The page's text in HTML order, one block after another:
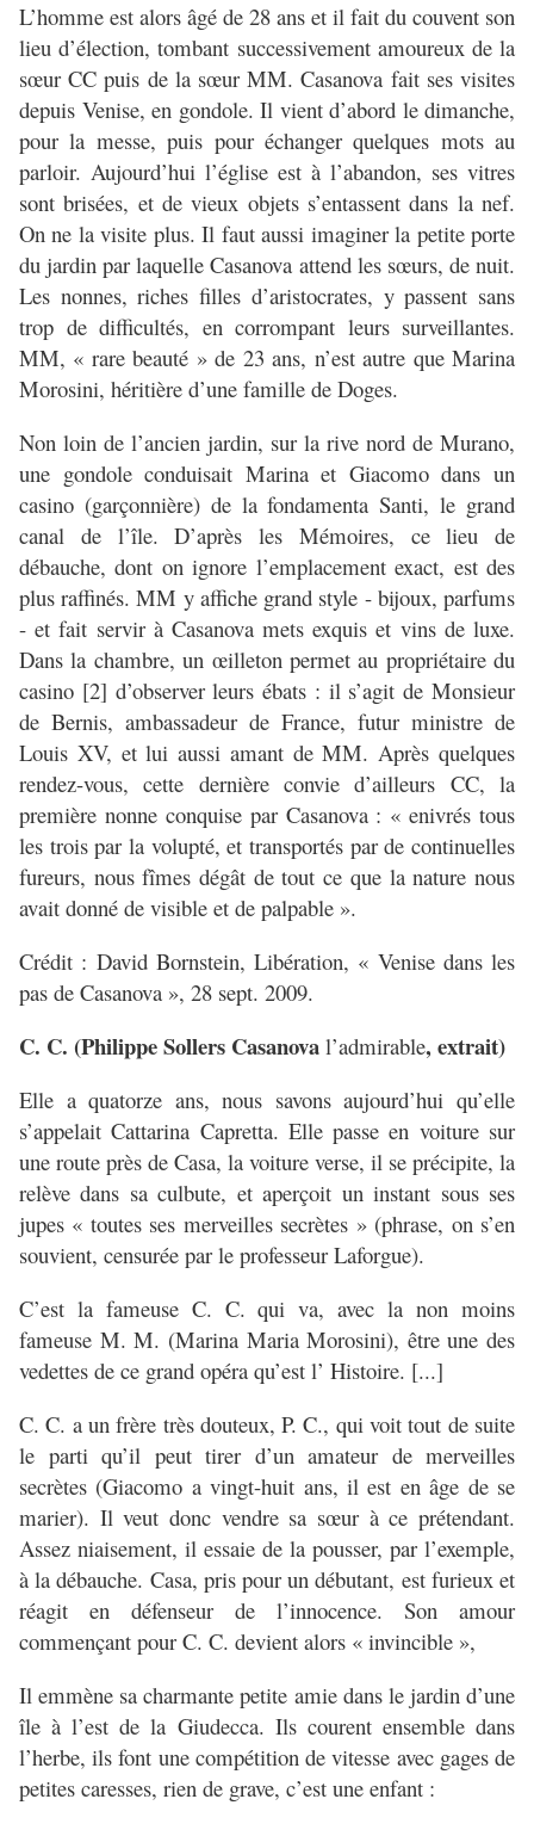
L’homme est alors âgé de 28 ans et il fait du couvent son
lieu d’élection, tombant successivement amoureux de la
sœur CC puis de la sœur MM. Casanova fait ses visites
depuis Venise, en gondole. Il vient d’abord le dimanche,
pour la messe, puis pour échanger quelques mots au
parloir. Aujourd’hui l’église est à l’abandon, ses vitres
sont brisées, et de vieux objets s’entassent dans la nef.
On ne la visite plus. Il faut aussi imaginer la petite porte
du jardin par laquelle Casanova attend les sœurs, de nuit.
Les nonnes, riches filles d’aristocrates, y passent sans
trop de difficultés, en corrompant leurs surveillantes.
MM, « rare beauté » de 23 ans, n’est autre que Marina
Morosini, héritière d’une famille de Doges.
Non loin de l’ancien jardin, sur la rive nord de Murano,
une gondole conduisait Marina et Giacomo dans un
casino (garçonnière) de la fondamenta Santi, le grand
canal de l’île. D’après les Mémoires, ce lieu de
débauche, dont on ignore l’emplacement exact, est des
plus raffinés. MM y affiche grand style - bijoux, parfums
- et fait servir à Casanova mets exquis et vins de luxe.
Dans la chambre, un œilleton permet au propriétaire du
casino [2] d’observer leurs ébats : il s’agit de Monsieur
de Bernis, ambassadeur de France, futur ministre de
Louis XV, et lui aussi amant de MM. Après quelques
rendez-vous, cette dernière convie d’ailleurs CC, la
première nonne conquise par Casanova : « enivrés tous
les trois par la volupté, et transportés par de continuelles
fureurs, nous fîmes dégât de tout ce que la nature nous
avait donné de visible et de palpable ».
Crédit : David Bornstein, Libération, « Venise dans les
pas de Casanova », 28 sept. 2009.
C. C. (Philippe Sollers Casanova l’admirable, extrait)
Elle a quatorze ans, nous savons aujourd’hui qu’elle
s’appelait Cattarina Capretta. Elle passe en voiture sur
une route près de Casa, la voiture verse, il se précipite, la
relève dans sa culbute, et aperçoit un instant sous ses
jupes « toutes ses merveilles secrètes » (phrase, on s’en
souvient, censurée par le professeur Laforgue).
C’est la fameuse C. C. qui va, avec la non moins
fameuse M. M. (Marina Maria Morosini), être une des
vedettes de ce grand opéra qu’est l’ Histoire. [...]
C. C. a un frère très douteux, P. C., qui voit tout de suite
le parti qu’il peut tirer d’un amateur de merveilles
secrètes (Giacomo a vingt-huit ans, il est en âge de se
marier). Il veut donc vendre sa sœur à ce prétendant.
Assez niaisement, il essaie de la pousser, par l’exemple,
à la débauche. Casa, pris pour un débutant, est furieux et
réagit en défenseur de l’innocence. Son amour
commençant pour C. C. devient alors « invincible »,
Il emmène sa charmante petite amie dans le jardin d’une
île à l’est de la Giudecca. Ils courent ensemble dans
l’herbe, ils font une compétition de vitesse avec gages de
petites caresses, rien de grave, c’est une enfant :